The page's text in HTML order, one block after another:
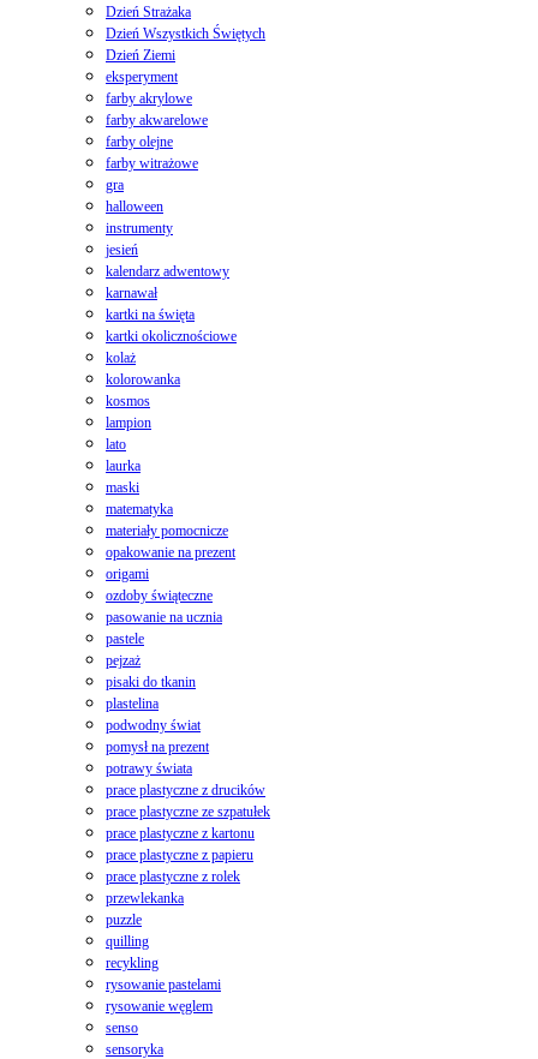
Dzień Strażaka
Dzień Wszystkich Świętych
Dzień Ziemi
eksperyment
farby akrylowe
farby akwarelowe
farby olejne
farby witrażowe
gra
halloween
instrumenty
jesień
kalendarz adwentowy
karnawał
kartki na święta
kartki okolicznościowe
kolaż
kolorowanka
kosmos
lampion
lato
laurka
maski
matematyka
materiały pomocnicze
opakowanie na prezent
origami
ozdoby świąteczne
pasowanie na ucznia
pastele
pejzaż
pisaki do tkanin
plastelina
podwodny świat
pomysł na prezent
potrawy świata
prace plastyczne z drucików
prace plastyczne ze szpatułek
prace plastyczne z kartonu
prace plastyczne z papieru
prace plastyczne z rolek
przewlekanka
puzzle
quilling
recykling
rysowanie pastelami
rysowanie węglem
senso
sensoryka